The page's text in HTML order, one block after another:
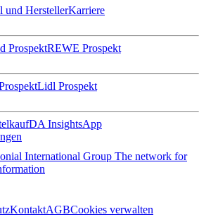
und HerstellerKarriere
ProspektREWE Prospekt
Lidl Prospekt
kaufDA InsightsApp
International Group The network for
KontaktAGBCookies verwalten